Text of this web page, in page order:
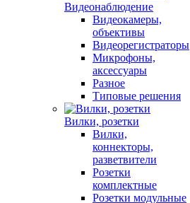
Видеонаблюдение
Видеокамеры,
объективы
Видеорегистраторы
Микрофоны,
аксессуары
Разное
Типовые решения
Вилки, розетки
Вилки,
коннекторы,
разветвители
Розетки
комплектные
Розетки модульные